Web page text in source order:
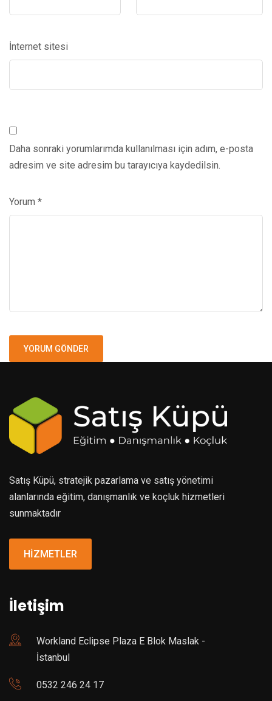
İnternet sitesi
Daha sonraki yorumlarımda kullanılması için adım, e-posta
adresim ve site adresim bu tarayıcıya kaydedilsin.
Yorum *
Satış Küpü, stratejik pazarlama ve satış yönetimi
alanlarında eğitim, danışmanlık ve koçluk hizmetleri
sunmaktadır
HİZMETLER
İletişim
Workland Eclipse Plaza E Blok Maslak -
İstanbul
0532 246 24 17